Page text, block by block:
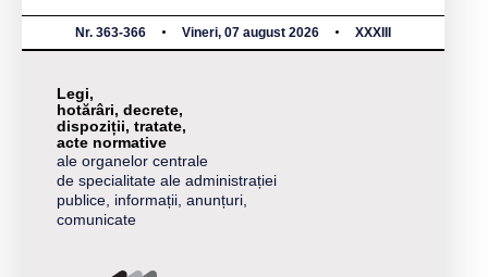
Nr. 363-366 Vineri, 07 august 2026 XXXIII
Legi,
hotărâri, decrete,
dispoziții, tratate,
acte normative
ale organelor centrale
de specialitate ale administrației
publice, informații, anunțuri,
comunicate